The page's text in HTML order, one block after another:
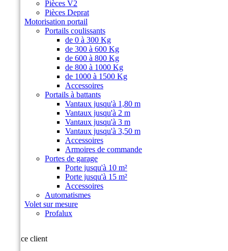
Pièces V2
Pièces Deprat
Motorisation portail
Portails coulissants
de 0 à 300 Kg
de 300 à 600 Kg
de 600 à 800 Kg
de 800 à 1000 Kg
de 1000 à 1500 Kg
Accessoires
Portails à battants
Vantaux jusqu'à 1,80 m
Vantaux jusqu'à 2 m
Vantaux jusqu'à 3 m
Vantaux jusqu'à 3,50 m
Accessoires
Armoires de commande
Portes de garage
Porte jusqu'à 10 m²
Porte jusqu'à 15 m²
Accessoires
Automatismes
Volet sur mesure
Profalux
Service client